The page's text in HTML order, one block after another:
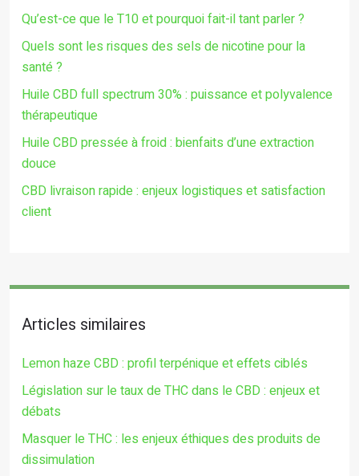
Qu’est-ce que le T10 et pourquoi fait-il tant parler ?
Quels sont les risques des sels de nicotine pour la
santé ?
Huile CBD full spectrum 30% : puissance et polyvalence
thérapeutique
Huile CBD pressée à froid : bienfaits d’une extraction
douce
CBD livraison rapide : enjeux logistiques et satisfaction
client
Articles similaires
Lemon haze CBD : profil terpénique et effets ciblés
Législation sur le taux de THC dans le CBD : enjeux et
débats
Masquer le THC : les enjeux éthiques des produits de
dissimulation